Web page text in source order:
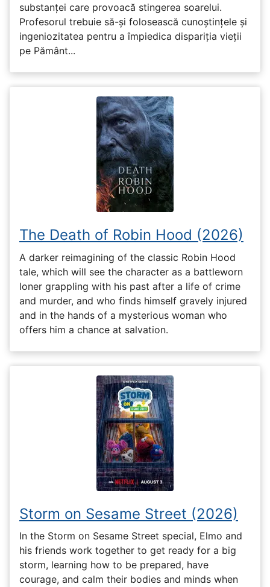
substanței care provoacă stingerea soarelui.
Profesorul trebuie să-și folosească cunoștințele și
ingeniozitatea pentru a împiedica dispariția vieții
pe Pământ...
The Death of Robin Hood (2026)
A darker reimagining of the classic Robin Hood
tale, which will see the character as a battleworn
loner grappling with his past after a life of crime
and murder, and who finds himself gravely injured
and in the hands of a mysterious woman who
offers him a chance at salvation.
Storm on Sesame Street (2026)
In the Storm on Sesame Street special, Elmo and
his friends work together to get ready for a big
storm, learning how to be prepared, have
courage, and calm their bodies and minds when